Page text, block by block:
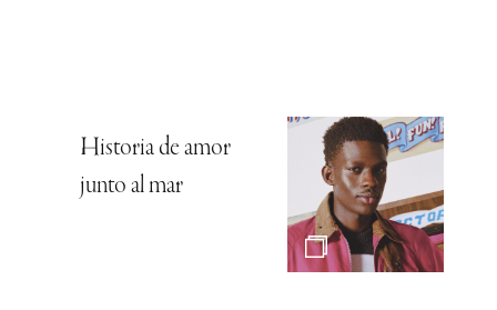
Historia de amor
junto al mar